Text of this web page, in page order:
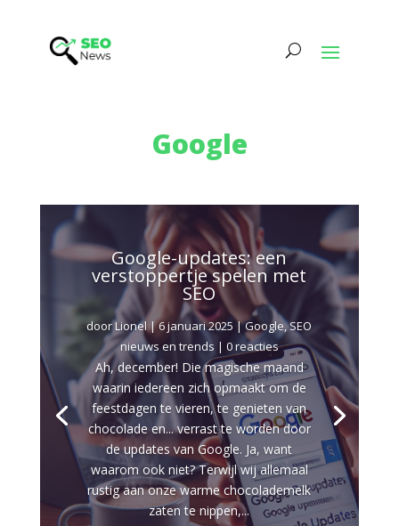
Google
Google-updates: een
verstoppertje spelen met
SEO
doorLionel|6 januari 2025|Google,SEO
nieuws en trends | 0 reacties
Ah, december! Die magische maand
waarin iedereen zich opmaakt om de
feestdagen te vieren, te genieten van
chocolade en... verrast te worden door
de updates van Google. Ja, want
waarom ook niet? Terwijl wij allemaal
rustig aan onze warme chocolademelk
zaten te nippen,...